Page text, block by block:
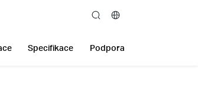
search
Specifikace Podpora